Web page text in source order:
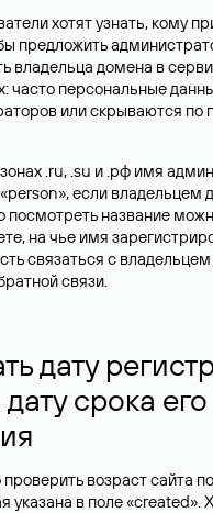
хотят узнать, кому
предложить
владельца домена в
часто персональные
или скрываются по
.ru, .su и .рф имя
если владельцем
посмотреть название
на чье имя
связаться с
связи.
дату
срока его
возраст сайта
указана в поле «created».